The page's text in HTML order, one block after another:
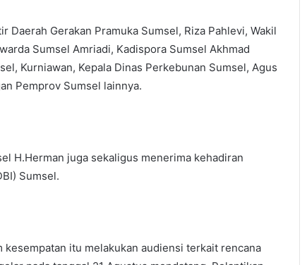
Daerah Gerakan Pramuka Sumsel, Riza Pahlevi, Wakil
Sumsel Amriadi, Kadispora Sumsel Akhmad
Kurniawan, Kepala Dinas Perkebunan Sumsel, Agus
Pemprov Sumsel lainnya.
H.Herman juga sekaligus menerima kehadiran
Sumsel.
kesempatan itu melakukan audiensi terkait rencana